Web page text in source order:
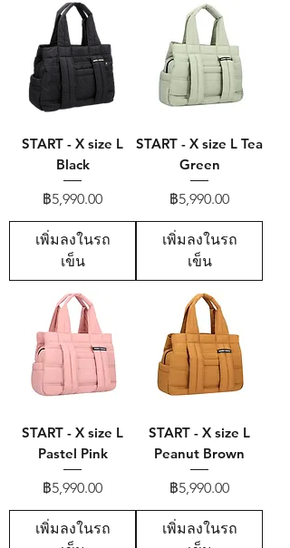
START - X size L
Black
ราคา
฿5,990.00
เพิ่มลงในรถ
เข็น
START - X size L Tea
Green
ราคา
฿5,990.00
เพิ่มลงในรถ
เข็น
START - X size L
Pastel Pink
ราคา
฿5,990.00
เพิ่มลงในรถ
START - X size L
Peanut Brown
ราคา
฿5,990.00
เพิ่มลงในรถ